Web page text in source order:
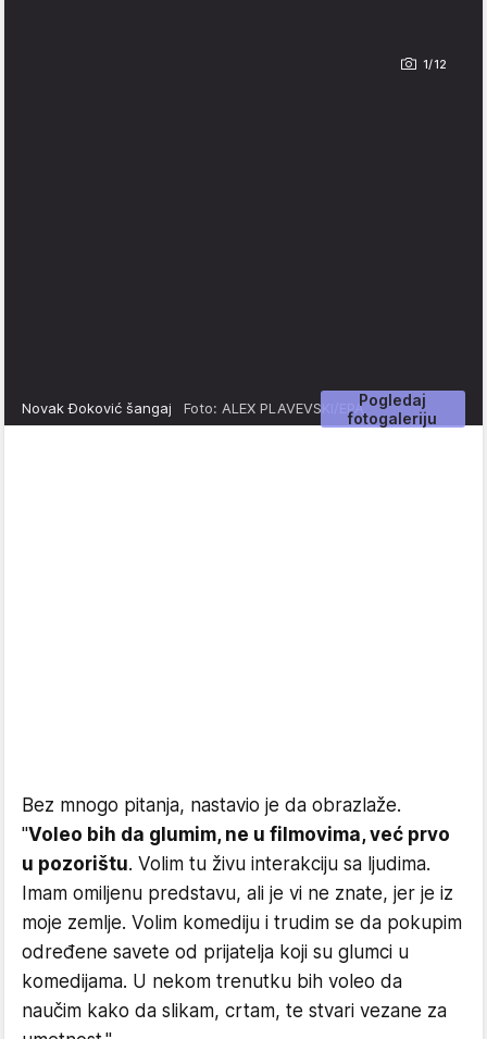
1/12
Pogledaj
fotogaleriju
Novak Đoković šangaj Foto: ALEX PLAVEVSKI/EPA
Bez mnogo pitanja, nastavio je da obrazlaže.
"Voleo bih da glumim, ne u filmovima, već prvo
u pozorištu. Volim tu živu interakciju sa ljudima.
Imam omiljenu predstavu, ali je vi ne znate, jer je iz
moje zemlje. Volim komediju i trudim se da pokupim
određene savete od prijatelja koji su glumci u
komedijama. U nekom trenutku bih voleo da
naučim kako da slikam, crtam, te stvari vezane za